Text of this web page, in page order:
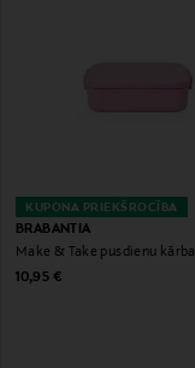
KUPONA PRIEKŠROCĪBA
BRABANTIA
Make & Take pusdienu kārba
Original Price
10,95 €